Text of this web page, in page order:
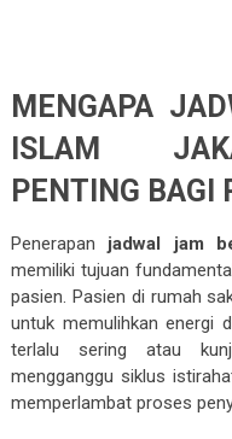
MENGAPA
ISLAM
PENTING BAGI
Penerapan jadwal jam
memiliki tujuan
pasien. Pasien di rumah
untuk memulihkan energi
terlalu sering atau
mengganggu siklus
memperlambat proses